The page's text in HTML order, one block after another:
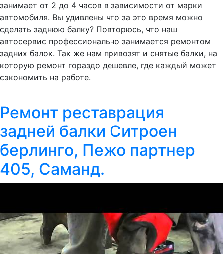
занимает от 2 до 4 часов в зависимости от марки
автомобиля. Вы удивлены что за это время можно
сделать заднюю балку? Повторюсь, что наш
автосервис профессионально занимается ремонтом
задних балок. Так же нам привозят и снятые балки, на
которую ремонт гораздо дешевле, где каждый может
сэкономить на работе.
Ремонт реставрация
задней балки Ситроен
берлинго, Пежо партнер
405, Саманд.